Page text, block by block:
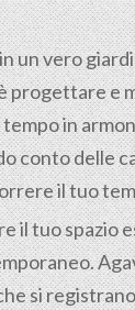
vero
in
delle
il tuo
tuo spazio
si